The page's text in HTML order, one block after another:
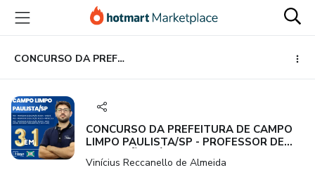
para
conteúdo
principal
para
pagamento
para
rodapé
CONCURSO DA PREFEITURA DE CAMPO LIMPO PAULISTA/SP - PROFESSOR DE EDUCAÇÃO BÁSICA I
CONCURSO DA PREFEITURA DE CAMPO
LIMPO PAULISTA/SP - PROFESSOR DE
EDUCAÇÃO BÁSICA I
Vinícius Reccanello de Almeida